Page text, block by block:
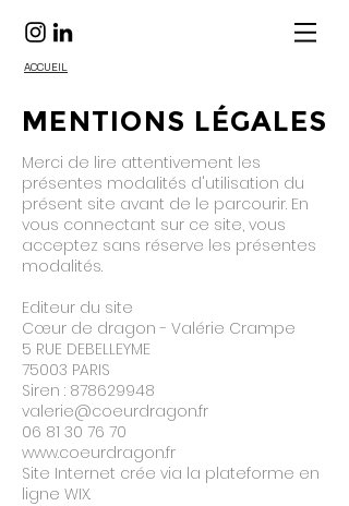
ACCUEIL
MENTIONS LÉGALES
Merci de lire attentivement les
présentes modalités d'utilisation du
présent site avant de le parcourir. En
vous connectant sur ce site, vous
acceptez sans réserve les présentes
modalités.
Editeur du site
Cœur de dragon - Valérie Crampe
5 RUE DEBELLEYME
75003 PARIS
Siren : 878629948
valerie@coeurdragon.fr
06 81 30 76 70
www.coeurdragon.fr
Site Internet crée via la plateforme en
ligne WIX.